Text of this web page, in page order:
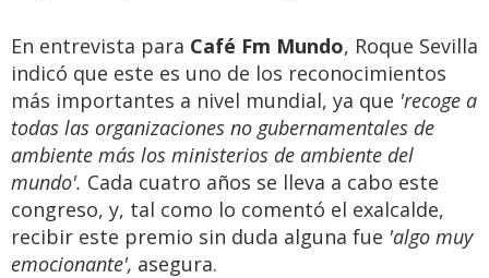
En entrevista para Café Fm Mundo, Roque Sevilla
indicó que este es uno de los reconocimientos
más importantes a nivel mundial, ya que 'recoge a
todas las organizaciones no gubernamentales de
ambiente más los ministerios de ambiente del
mundo'. Cada cuatro años se lleva a cabo este
congreso, y, tal como lo comentó el exalcalde,
recibir este premio sin duda alguna fue 'algo muy
emocionante', asegura.